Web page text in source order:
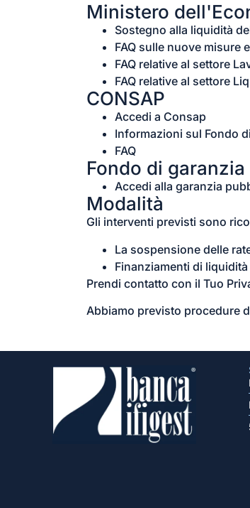
Ministero
Sostegno alla liquidità
FAQ sulle nuove misure
FAQ relative al settore
FAQ relative al settore
CONSAP
Accedi a Consap
Informazioni sul Fondo
FAQ
Fondo di garanzia
Accedi alla garanzia
Modalità
Gli interventi previsti sono
La sospensione delle
Finanziamenti di
Prendi contatto con il Tuo
Abbiamo previsto procedure